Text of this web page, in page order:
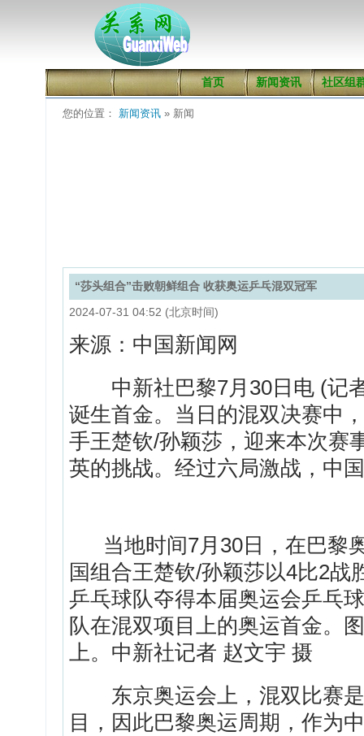
首页 新闻资讯 社区组
您的位置： 新闻资讯» 新闻
“莎头组合”击败朝鲜组合 收获奥运乒乓混双冠军
2024-07-31 04:52 (北京时间)
来源：中国新闻网
中新社巴黎7月30日电 (记
诞生首金。当日的混双决赛中
手王楚钦/孙颖莎，迎来本次赛
英的挑战。经过六局激战，中
当地时间7月30日，在巴黎
国组合王楚钦/孙颖莎以4比2
乒乓球队夺得本届奥运会乒乓
队在混双项目上的奥运首金。
上。中新社记者 赵文宇 摄
东京奥运会上，混双比赛是
目，因此巴黎奥运周期，作为